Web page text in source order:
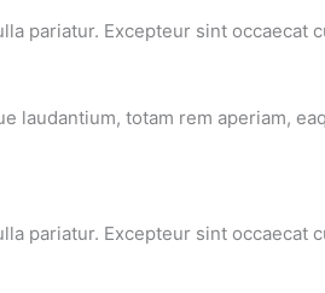
pariatur. Excepteur sint
totam rem aperiam,
pariatur. Excepteur sint